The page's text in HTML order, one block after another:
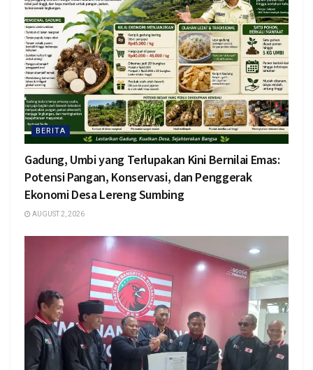
BERITA
Gadung, Umbi yang Terlupakan Kini Bernilai Emas:
Potensi Pangan, Konservasi, dan Penggerak
Ekonomi Desa Lereng Sumbing
AUGUST 2, 2026